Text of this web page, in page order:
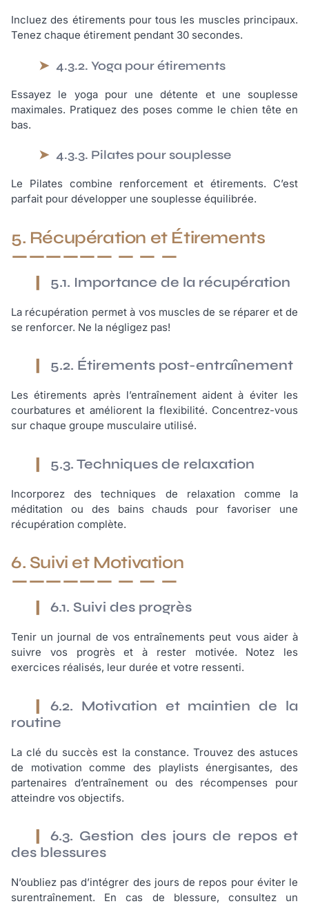
Incluez des étirements pour tous les muscles principaux.
Tenez chaque étirement pendant 30 secondes.
4.3.2. Yoga pour étirements
Essayez le yoga pour une détente et une souplesse
maximales. Pratiquez des poses comme le chien tête en
bas.
4.3.3. Pilates pour souplesse
Le Pilates combine renforcement et étirements. C’est
parfait pour développer une souplesse équilibrée.
5. Récupération et Étirements
5.1. Importance de la récupération
La récupération permet à vos muscles de se réparer et de
se renforcer. Ne la négligez pas!
5.2. Étirements post-entraînement
Les étirements après l’entraînement aident à éviter les
courbatures et améliorent la flexibilité. Concentrez-vous
sur chaque groupe musculaire utilisé.
5.3. Techniques de relaxation
Incorporez des techniques de relaxation comme la
méditation ou des bains chauds pour favoriser une
récupération complète.
6. Suivi et Motivation
6.1. Suivi des progrès
Tenir un journal de vos entraînements peut vous aider à
suivre vos progrès et à rester motivée. Notez les
exercices réalisés, leur durée et votre ressenti.
6.2. Motivation et maintien de la
routine
La clé du succès est la constance. Trouvez des astuces
de motivation comme des playlists énergisantes, des
partenaires d’entraînement ou des récompenses pour
atteindre vos objectifs.
6.3. Gestion des jours de repos et
des blessures
N’oubliez pas d’intégrer des jours de repos pour éviter le
surentraînement. En cas de blessure, consultez un